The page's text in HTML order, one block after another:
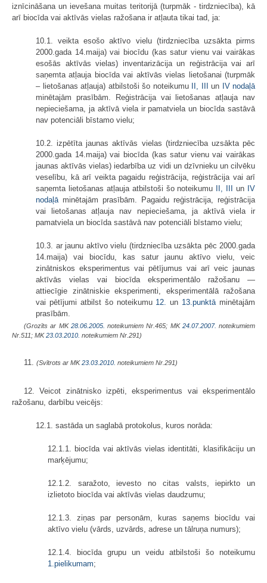
iznīcināšana un ievešana muitas teritorijā (turpmāk - tirdzniecība), kā
arī biocīda vai aktīvās vielas ražošana ir atļauta tikai tad, ja:
10.1. veikta esošo aktīvo vielu (tirdzniecība uzsākta pirms
2000.gada 14.maija) vai biocīdu (kas satur vienu vai vairākas
esošās aktīvās vielas) inventarizācija un reģistrācija vai arī
saņemta atļauja biocīda vai aktīvās vielas lietošanai (turpmāk
– lietošanas atļauja) atbilstoši šo noteikumuII, III un IV nodaļā
minētajām prasībām. Reģistrācija vai lietošanas atļauja nav
nepieciešama, ja aktīvā viela ir pamatviela un biocīda sastāvā
nav potenciāli bīstamo vielu;
10.2. izpētīta jaunas aktīvās vielas (tirdzniecība uzsākta pēc
2000.gada 14.maija) vai biocīda (kas satur vienu vai vairākas
jaunas aktīvās vielas) iedarbība uz vidi un dzīvnieku un cilvēku
veselību, kā arī veikta pagaidu reģistrācija, reģistrācija vai arī
saņemta lietošanas atļauja atbilstoši šo noteikumu II, IIIun IV
nodaļā minētajām prasībām. Pagaidu reģistrācija, reģistrācija
vai lietošanas atļauja nav nepieciešama, ja aktīvā viela ir
pamatviela un biocīda sastāvā nav potenciāli bīstamo vielu;
10.3. ar jaunu aktīvo vielu (tirdzniecība uzsākta pēc 2000.gada
14.maija) vai biocīdu, kas satur jaunu aktīvo vielu, veic
zinātniskos eksperimentus vai pētījumus vai arī veic jaunas
aktīvās vielas vai biocīda eksperimentālo ražošanu —
attiecīgie zinātniskie eksperimenti, eksperimentālā ražošana
vai pētījumi atbilst šo noteikumu 12.un 13.punktā minētajām
prasībām.
(Grozīts ar MK 28.06.2005. noteikumiem Nr.465; MK 24.07.2007. noteikumiem
Nr.511; MK23.03.2010. noteikumiem Nr.291)
11. (Svītrots ar MK23.03.2010. noteikumiem Nr.291)
12. Veicot zinātnisko izpēti, eksperimentus vai eksperimentālo
ražošanu, darbību veicējs:
12.1. sastāda un saglabā protokolus, kuros norāda:
12.1.1. biocīda vai aktīvās vielas identitāti, klasifikāciju un
marķējumu;
12.1.2. saražoto, ievesto no citas valsts, iepirkto un
izlietoto biocīda vai aktīvās vielas daudzumu;
12.1.3. ziņas par personām, kuras saņems biocīdu vai
aktīvo vielu (vārds, uzvārds, adrese un tālruņa numurs);
12.1.4. biocīda grupu un veidu atbilstoši šo noteikumu
1.pielikumam;